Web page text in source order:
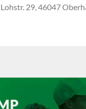
Lohstr. 29, 46047